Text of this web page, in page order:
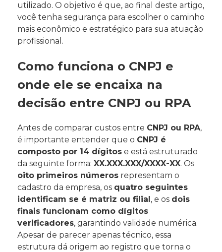
utilizado. O objetivo é que, ao final deste artigo,
você tenha segurança para escolher o caminho
mais econômico e estratégico para sua atuação
profissional.
Como funciona o CNPJ e
onde ele se encaixa na
decisão entre CNPJ ou RPA
Antes de comparar custos entre CNPJ ou RPA,
é importante entender que o CNPJ é
composto por 14 dígitos e está estruturado
da seguinte forma: XX.XXX.XXX/XXXX-XX. Os
oito primeiros números representam o
cadastro da empresa, os quatro seguintes
identificam se é matriz ou filial, e os dois
finais funcionam como dígitos
verificadores, garantindo validade numérica.
Apesar de parecer apenas técnico, essa
estrutura dá origem ao registro que torna o